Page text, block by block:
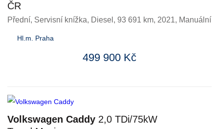
ČR
Přední, Servisní knížka, Diesel , 93 691 km, 2021, Manuální
Hl.m. Praha
499 900 Kč
Volkswagen Caddy 2,0 TDi/75kW